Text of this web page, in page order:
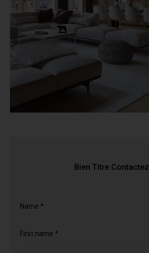
Bien.Titre.Contactez
Name *
First name *